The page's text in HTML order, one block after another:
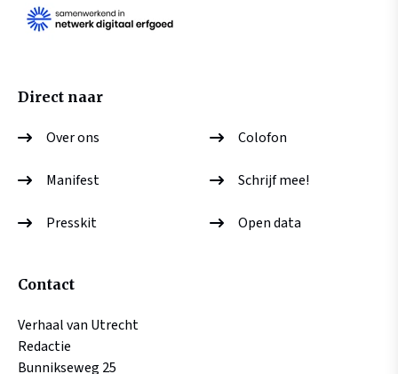
Direct naar
Over ons Colofon
Manifest Schrijf mee!
Presskit Open data
Contact
Verhaal van Utrecht
Redactie
Bunnikseweg 25